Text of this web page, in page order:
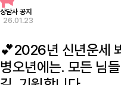
상담사 공지
26.01.23
💕2026년 신년운세
병오년에는. 모든 님